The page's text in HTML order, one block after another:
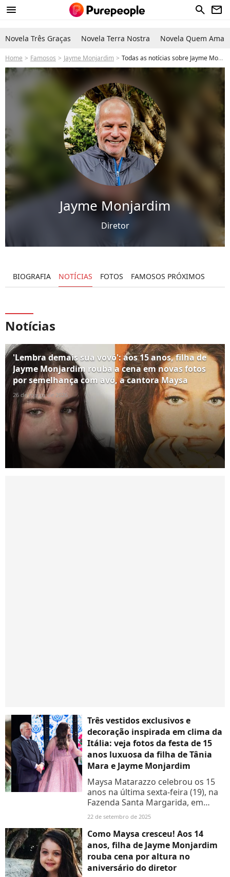
menu search newsletter
Novela Três Graças Novela Terra Nostra Novela Quem Ama
Home Famosos Jayme Monjardim Todas as notícias sobre Jayme Monjardim
Jayme Monjardim
Diretor
BIOGRAFIA NOTÍCIAS FOTOS FAMOSOS PRÓXIMOS
Notícias
'Lembra demais sua vovó': aos 15 anos, filha de
Jayme Monjardim rouba a cena em novas fotos
por semelhança com avó, a cantora Maysa
26 de março de 2026
Três vestidos exclusivos e
decoração inspirada em clima da
Itália: veja fotos da festa de 15
anos luxuosa da filha de Tânia
Mara e Jayme Monjardim
Maysa Matarazzo celebrou os 15
anos na última sexta-feira (19), na
Fazenda Santa Margarida, em
Campinas.
22 de setembro de 2025
Como Maysa cresceu! Aos 14
anos, filha de Jayme Monjardim
rouba cena por altura no
aniversário do diretor